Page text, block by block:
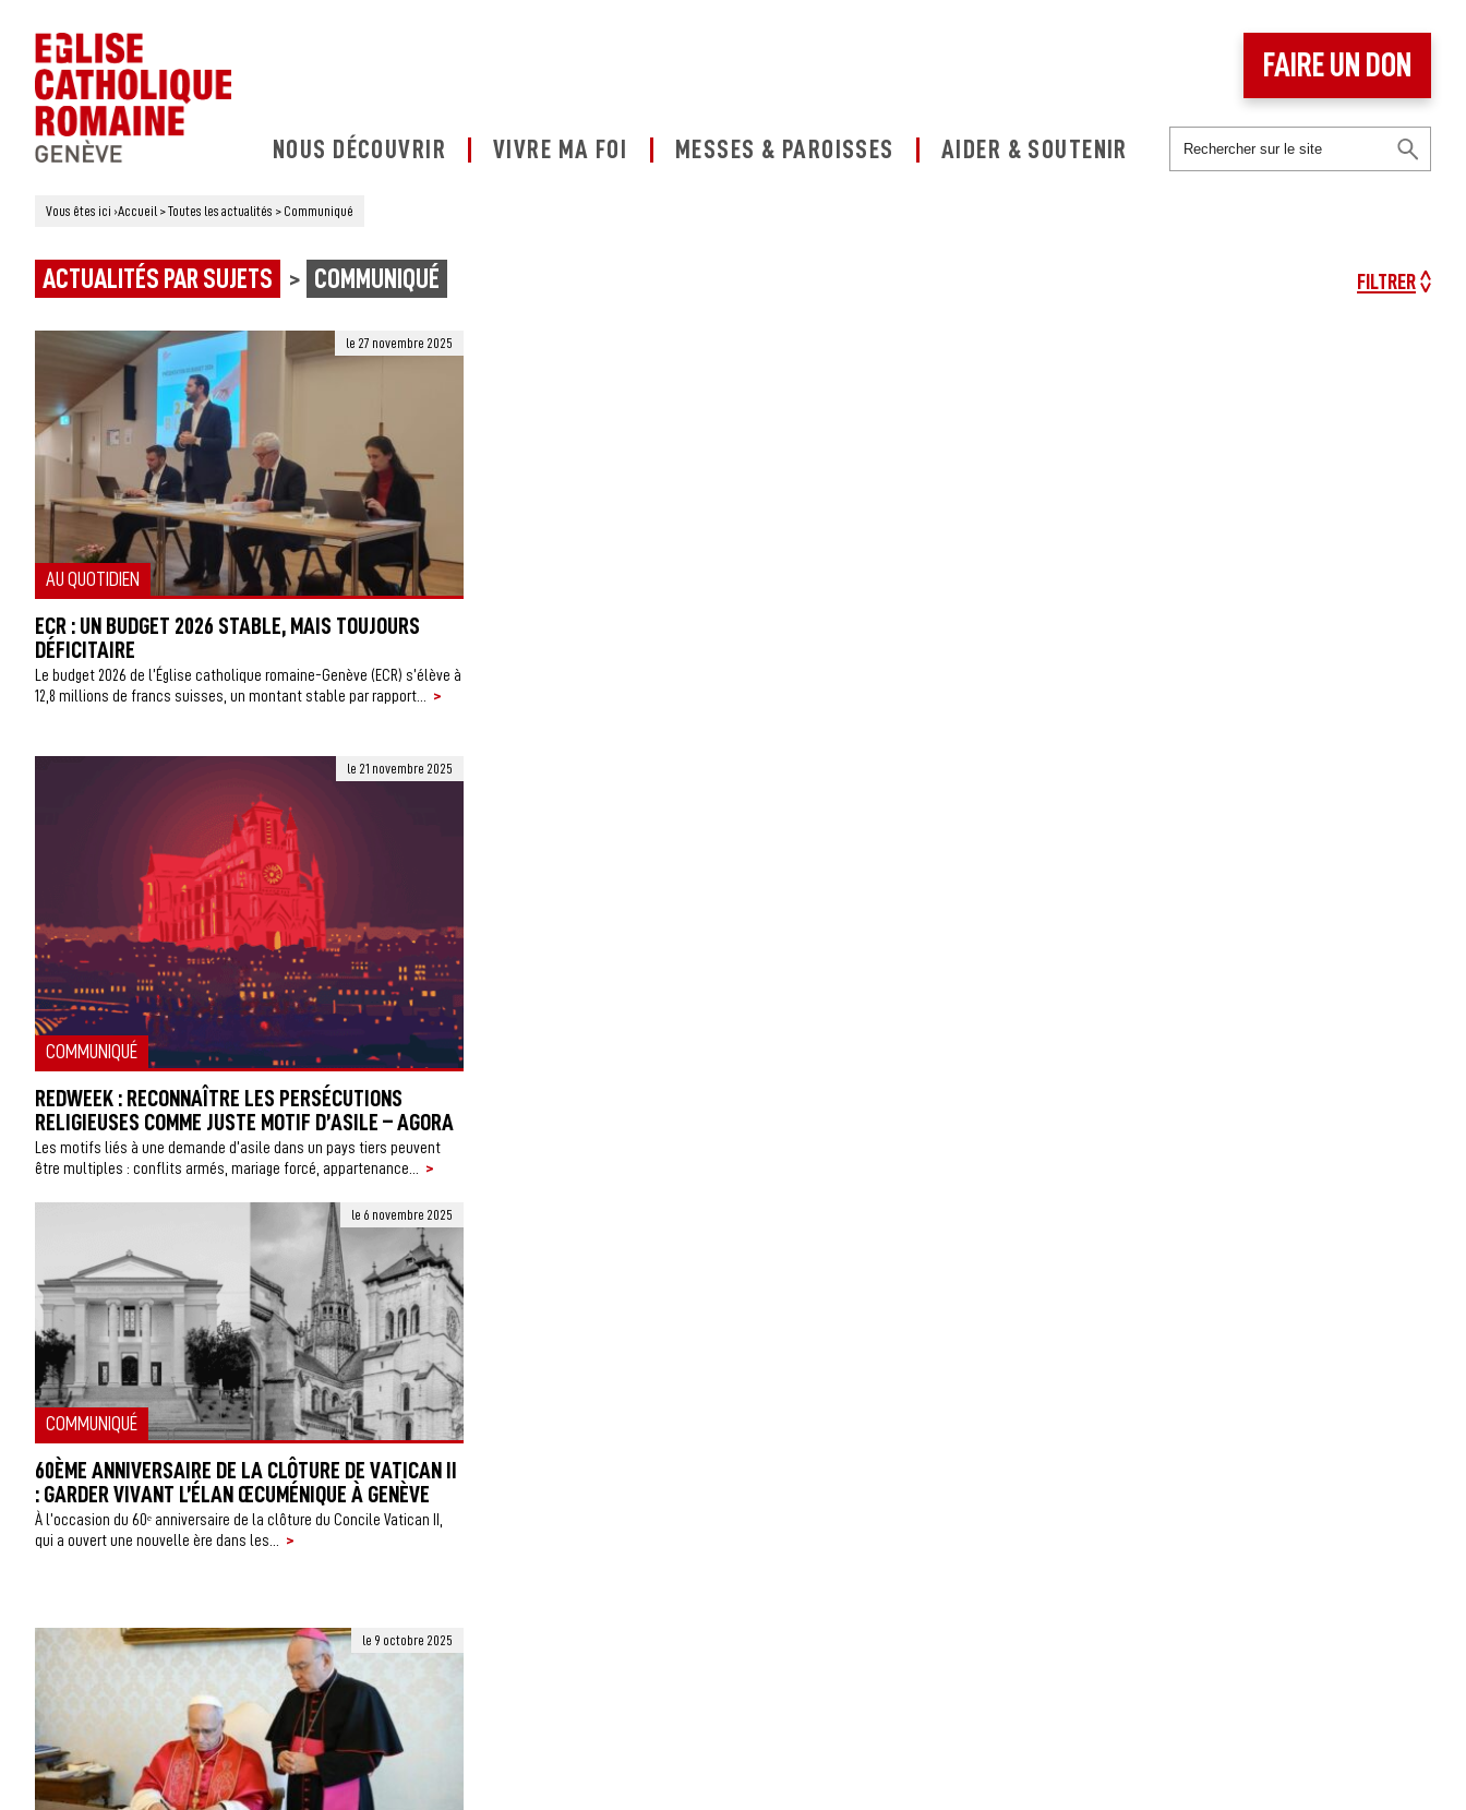
NOUS DÉCOUVRIR VIVRE MA FOI MESSES & PAROISSES AIDER & SOUTENIR
FAIRE UN DON
Vous êtes ici ›Accueil >Toutes les actualités > Communiqué
ACTUALITÉS PAR SUJETS COMMUNIQUÉ FILTRER
AU QUOTIDIEN
le 27 novembre 2025
ECR : UN BUDGET 2026 STABLE, MAIS TOUJOURS
DÉFICITAIRE
Le budget 2026 de l’Église catholique romaine-Genève (ECR) s’élève à
12,8 millions de francs suisses, un montant stable par rapport... >
COMMUNIQUÉ
le 21 novembre 2025
REDWEEK : RECONNAÎTRE LES PERSÉCUTIONS
RELIGIEUSES COMME JUSTE MOTIF D’ASILE – AGORA
Les motifs liés à une demande d’asile dans un pays tiers peuvent
être multiples : conflits armés, mariage forcé, appartenance...
>
COMMUNIQUÉ
le 6 novembre 2025
60ÈME ANNIVERSAIRE DE LA CLÔTURE DE VATICAN II
: GARDER VIVANT L’ÉLAN ŒCUMÉNIQUE À GENÈVE
À l’occasion du 60ᵉ anniversaire de la clôture du Concile Vatican II,
qui a ouvert une nouvelle ère dans les...
>
le 9 octobre 2025